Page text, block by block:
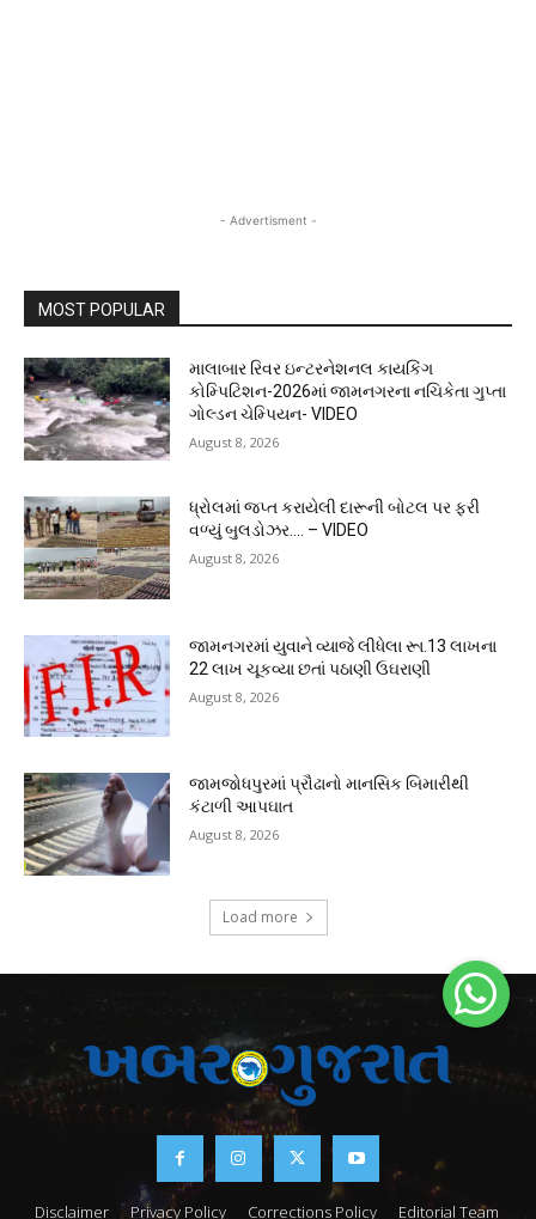
- Advertisment -
MOST POPULAR
માલાબાર રિવર ઇન્ટરનેશનલ કાયકિંગ
કોમ્પિટિશન-2026માં જામનગરના નચિકેતા ગુપ્તા
ગોલ્ડન ચેમ્પિયન- VIDEO
August 8, 2026
ધ્રોલમાં જપ્ત કરાયેલી દારૂની બોટલ પર ફરી
વળ્યું બુલડોઝર…. – VIDEO
August 8, 2026
જામનગરમાં યુવાને વ્યાજે લીધેલા રૂા.13 લાખના
22 લાખ ચૂકવ્યા છતાં પઠાણી ઉઘરાણી
August 8, 2026
જામજોધપુરમાં પ્રૌઢાનો માનસિક બિમારીથી
કંટાળી આપઘાત
August 8, 2026
Load more
Disclaimer Privacy Policy Corrections Policy Editorial Team